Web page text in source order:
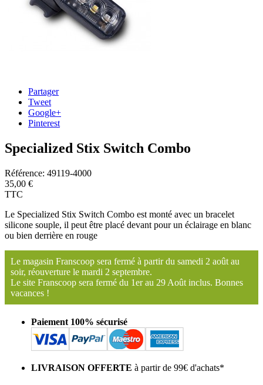
Partager
Tweet
Google+
Pinterest
Specialized Stix Switch Combo
Référence: 49119-4000
35,00 €
TTC
Le Specialized Stix Switch Combo est monté avec un bracelet
silicone souple, il peut être placé devant pour un éclairage en blanc
ou bien derrière en rouge
Le magasin Franscoop sera fermé à partir du samedi 2 août au
soir, réouverture le mardi 2 septembre.
Le site Franscoop sera fermé du 1er au 29 Août inclus. Bonnes
vacances !
Paiement 100% sécurisé
LIVRAISON OFFERTE à partir de 99€ d'achats*